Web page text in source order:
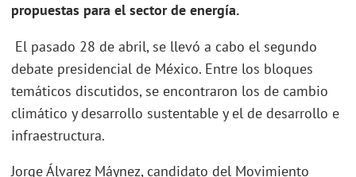
propuestas para el sector de energía.
El pasado 28 de abril, se llevó a cabo el segundo
debate presidencial de México. Entre los bloques
temáticos discutidos, se encontraron los de cambio
climático y desarrollo sustentable y el de desarrollo e
infraestructura.
Jorge Álvarez Máynez, candidato del Movimiento